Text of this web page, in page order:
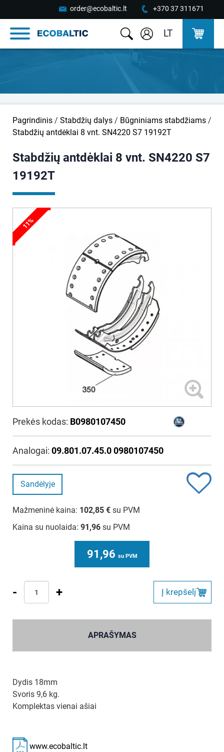
order@ecobaltic.lt +370 37 311671
LT
Pagrindinis / Stabdžių dalys / Būgniniams stabdžiams /
Stabdžių antdėklai 8 vnt. SN4220 S7 19192T
Stabdžių antdėklai 8 vnt. SN4220 S7
19192T
11%
Prekės kodas: B0980107450
Analogai: 09.801.07.45.0 0980107450
Sandėlyje
Mažmeninė kaina: 102,85 € su PVM
Kaina su nuolaida: 91,96 su PVM
91,96 su PVM
- + Į krepšelį
APRAŠYMAS
Dydis 18mm
Svoris 9,6 kg.
Komplektas vienai ašiai
www.ecobaltic.lt